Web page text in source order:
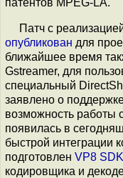
патентов MPEG-LA.
Патч с
опубликован для
ближайшее время
Gstreamer, для
специальный
заявлено о
возможность работы
появилась в
быстрой интеграции
подготовлен VP8 SDK
кодировщика и